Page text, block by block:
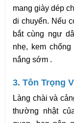
mang giày dép
di chuyển. Nếu
bắt cùng ngư
nhẹ, kem
nắng sớm .
3. Tôn Trọng
Làng chài và
thường nhật